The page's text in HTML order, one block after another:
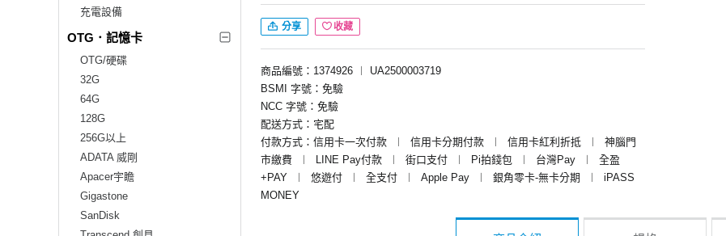
充電設備
OTG．記憶卡
OTG/硬碟
32G
64G
128G
256G以上
ADATA 威剛
Apacer宇瞻
Gigastone
SanDisk
分享 收藏
商品編號：1374926 ︱
UA2500003719
BSMI 字號：免驗
NCC 字號：免驗
配送方式：宅配
付款方式：信用卡一次付款
︱ 信用卡分期付款 ︱ 信用卡紅利折抵 ︱
神腦門
市繳費
︱ LINE Pay付款 ︱ 街口支付 ︱ Pi拍錢包 ︱ 台灣Pay ︱
全盈
+PAY
︱ 悠遊付 ︱ 全支付 ︱ Apple Pay ︱ 銀角零卡-無卡分期 ︱
iPASS
MONEY